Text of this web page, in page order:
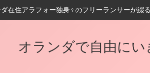
在住アラフォー独身♀️のフリーランサーが綴
オランダで自由にい